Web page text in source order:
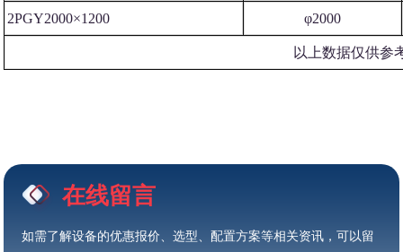
2PGY2000×1200 φ2000
以上数据仅供参
在线留言
如需了解设备的优惠报价、选型、配置方案等相关资讯，可以留